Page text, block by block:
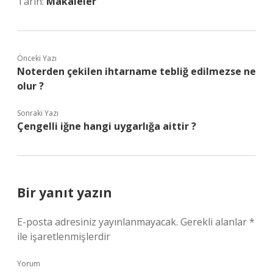
Önceki Yazı
Noterden çekilen ihtarname tebliğ edilmezse ne
olur ?
Sonraki Yazı
Çengelli iğne hangi uygarlığa aittir ?
Bir yanıt yazın
E-posta adresiniz yayınlanmayacak. Gerekli alanlar*
ile işaretlenmişlerdir
Yorum